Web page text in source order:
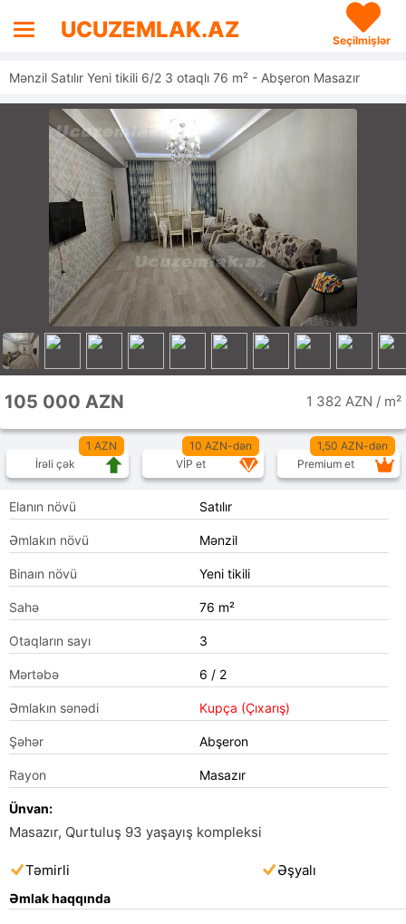
UCUZEMLAK.AZ Seçilmişlər
Mənzil Satılır Yeni tikili 6/2 3 otaqlı 76 m² - Abşeron Masazır
105 000 AZN 1 382 AZN / m²
1 AZN
İrəli çək
10 AZN-dən
VİP et
1,50 AZN-dən
Premium et
Elanın növü Satılır
Əmlakın növü Mənzil
Binaın növü Yeni tikili
Sahə 76 m²
Otaqların sayı 3
Mərtəbə 6 / 2
Əmlakın sənədi Kupça (Çıxarış)
Şəhər Abşeron
Rayon Masazır
Ünvan:
Masazır, Qurtuluş 93 yaşayış kompleksi
Təmirli Əşyalı
Əmlak haqqında